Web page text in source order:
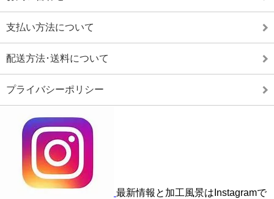
支払い方法について
配送方法･送料について
プライバシーポリシー
最新情報と加工風景はInstagramで